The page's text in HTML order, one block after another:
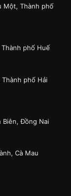
Một, Thành phố
phố Huế
phố Hải
Biên, Đồng Nai
Cà Mau